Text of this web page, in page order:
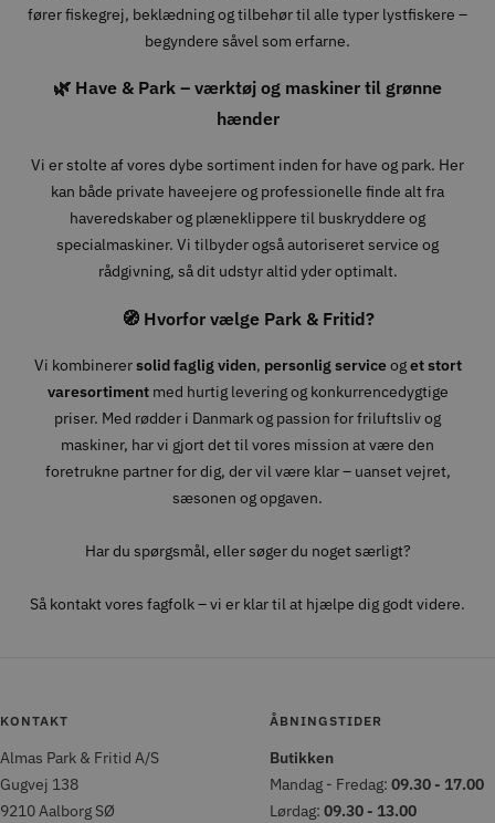
fører fiskegrej, beklædning og tilbehør til alle typer lystfiskere –
begyndere såvel som erfarne.
🌿 Have & Park – værktøj og maskiner til grønne
hænder
Vi er stolte af vores dybe sortiment inden for have og park. Her
kan både private haveejere og professionelle finde alt fra
haveredskaber og plæneklippere til buskryddere og
specialmaskiner. Vi tilbyder også autoriseret service og
rådgivning, så dit udstyr altid yder optimalt.
🧭 Hvorfor vælge Park & Fritid?
Vi kombinerersolid faglig viden, personlig serviceoget stort
varesortimentmed hurtig levering og konkurrencedygtige
priser. Med rødder i Danmark og passion for friluftsliv og
maskiner, har vi gjort det til vores mission at være den
foretrukne partner for dig, der vil være klar – uanset vejret,
sæsonen og opgaven.
Har du spørgsmål, eller søger du noget særligt?
Så kontakt vores fagfolk – vi er klar til at hjælpe dig godt videre.
KONTAKT
Almas Park & Fritid A/S
Gugvej 138
9210 Aalborg SØ
ÅBNINGSTIDER
Butikken
Mandag - Fredag: 09.30 - 17.00
Lørdag: 09.30 - 13.00